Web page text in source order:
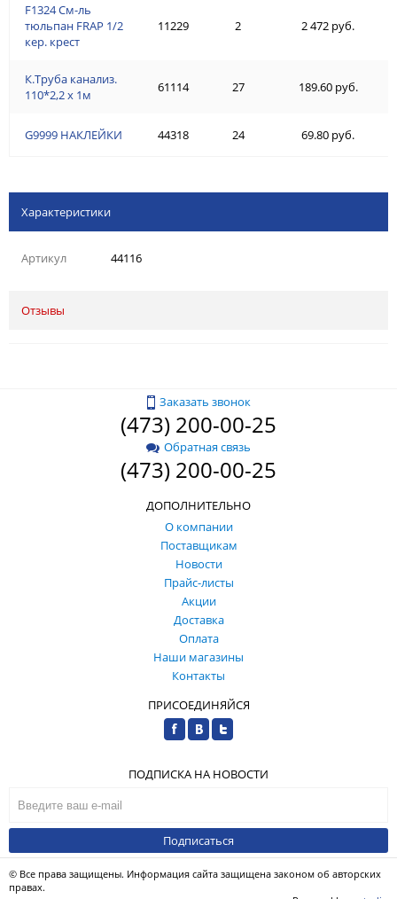
F1324 См-ль
тюльпан FRAP 1/2
кер. крест
К.Труба канализ.
110*2,2 х 1м
G9999 НАКЛЕЙКИ
11229 2 2 472 руб.
61114 27 189.60 руб.
44318 24 69.80 руб.
Характеристики
Артикул 44116
Отзывы
Заказать звонок
(473) 200-00-25
Обратная связь
(473) 200-00-25
ДОПОЛНИТЕЛЬНО
О компании
Поставщикам
Новости
Прайс-листы
Акции
Доставка
Оплата
Наши магазины
Контакты
ПРИСОЕДИНЯЙСЯ
ПОДПИСКА НА НОВОСТИ
Подписаться
© Все права защищены. Информация сайта защищена законом об авторских
правах.